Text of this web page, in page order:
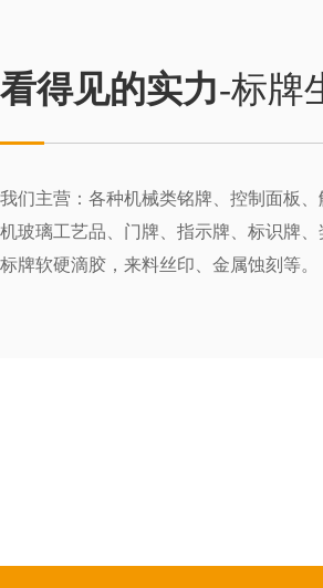
看得见的实力-标牌
我们主营：各种机械类铭牌、控制面板
机玻璃工艺品、门牌、指示牌、标识牌
标牌软硬滴胶，来料丝印、金属蚀刻等。